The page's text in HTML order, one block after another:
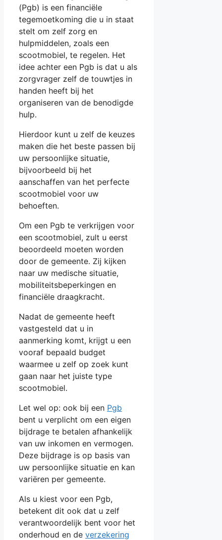
(Pgb) is een financiële
tegemoetkoming die u in staat
stelt om zelf zorg en
hulpmiddelen, zoals een
scootmobiel, te regelen. Het
idee achter een Pgb is dat u als
zorgvrager zelf de touwtjes in
handen heeft bij het
organiseren van de benodigde
hulp.
Hierdoor kunt u zelf de keuzes
maken die het beste passen bij
uw persoonlijke situatie,
bijvoorbeeld bij het
aanschaffen van het perfecte
scootmobiel voor uw
behoeften.
Om een Pgb te verkrijgen voor
een scootmobiel, zult u eerst
beoordeeld moeten worden
door de gemeente. Zij kijken
naar uw medische situatie,
mobiliteitsbeperkingen en
financiële draagkracht.
Nadat de gemeente heeft
vastgesteld dat u in
aanmerking komt, krijgt u een
vooraf bepaald budget
waarmee u zelf op zoek kunt
gaan naar het juiste type
scootmobiel.
Let wel op: ook bij een Pgb
bent u verplicht om een eigen
bijdrage te betalen afhankelijk
van uw inkomen en vermogen.
Deze bijdrage is op basis van
uw persoonlijke situatie en kan
variëren per gemeente.
Als u kiest voor een Pgb,
betekent dit ook dat u zelf
verantwoordelijk bent voor het
onderhoud en de verzekering